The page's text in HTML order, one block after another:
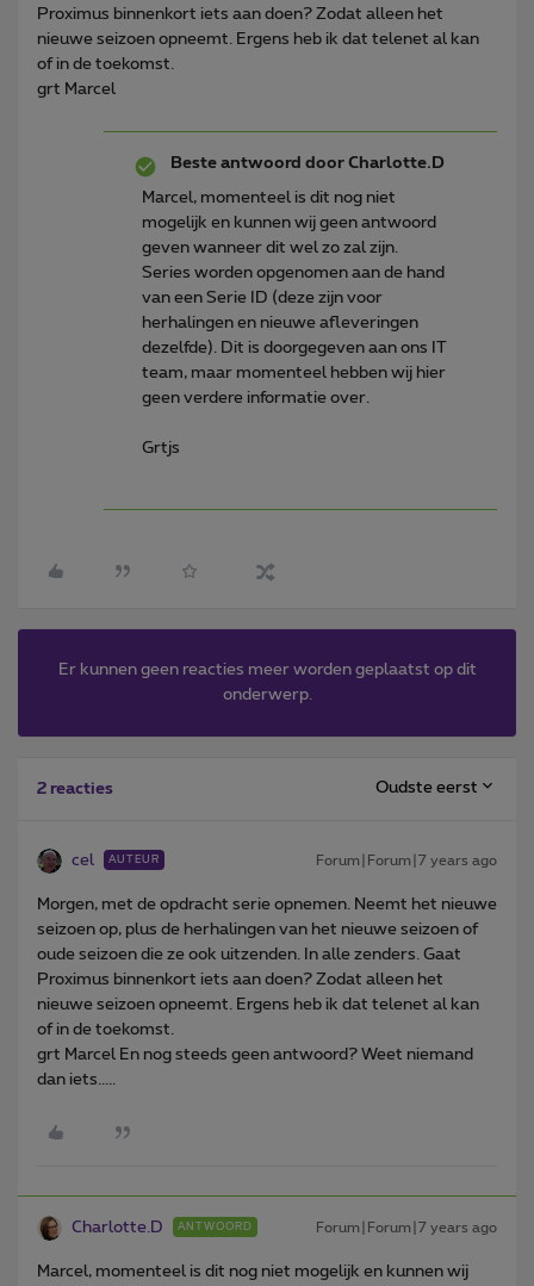
Proximus binnenkort iets aan doen? Zodat alleen het
nieuwe seizoen opneemt. Ergens heb ik dat telenet al kan
of in de toekomst.
grt Marcel
Beste antwoord door Charlotte.D
Marcel, momenteel is dit nog niet
mogelijk en kunnen wij geen antwoord
geven wanneer dit wel zo zal zijn.
Series worden opgenomen aan de hand
van een Serie ID (deze zijn voor
herhalingen en nieuwe afleveringen
dezelfde). Dit is doorgegeven aan ons IT
team, maar momenteel hebben wij hier
geen verdere informatie over.
Grtjs
Er kunnen geen reacties meer worden geplaatst op dit
onderwerp.
2 reacties Oudste eerst
cel AUTEUR Forum|Forum|7 years ago
Morgen, met de opdracht serie opnemen. Neemt het nieuwe
seizoen op, plus de herhalingen van het nieuwe seizoen of
oude seizoen die ze ook uitzenden. In alle zenders. Gaat
Proximus binnenkort iets aan doen? Zodat alleen het
nieuwe seizoen opneemt. Ergens heb ik dat telenet al kan
of in de toekomst.
grt Marcel En nog steeds geen antwoord? Weet niemand
dan iets.....
Charlotte.D ANTWOORD Forum|Forum|7 years ago
Marcel, momenteel is dit nog niet mogelijk en kunnen wij